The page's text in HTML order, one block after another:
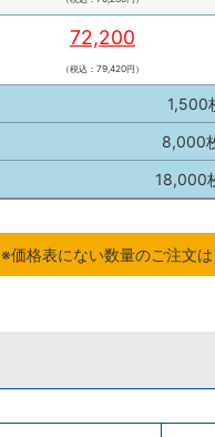
72,200
（税込：79,420円）
1,500
8,000
18,000
※価格表にない数量のご注文は